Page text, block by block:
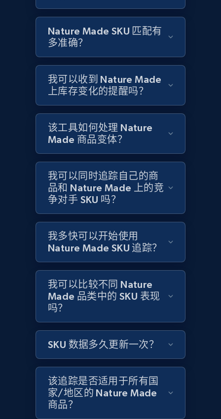
2.1K+ 375+ 立即开始
Amazon products global dataset - Collects
products by specific category URL
Title, Seller name, Brand, Description, Initial
price, Currency, Availability, Reviews count, and
2.1K+ 375+ 立即开始
Amazon products global dataset -
Collecting products by keyword search
Title, Seller name, Brand, Description, Initial
price, Currency, Availability, Reviews count, and
2.1K+ 375+
products by best sellers category URL
Title, Seller name, Brand, Description, Initial
price, Currency, Availability, Reviews count, and
2.1K+
Nature Made SKU 匹配有
多准确？
我可以收到 Nature Made
上库存变化的提醒吗？
该工具如何处理 Nature
Made 商品变体？
我可以同时追踪自己的商
品和 Nature Made 上的竞
争对手 SKU 吗？
我多快可以开始使用
Nature Made SKU 追踪？
我可以比较不同 Nature
Made 品类中的 SKU 表现
吗？
SKU 数据多久更新一次？
该追踪是否适用于所有国
家/地区的 Nature Made
商品？